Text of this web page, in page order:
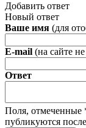
Добавить ответ
Новый ответ
Ваше имя (для
E-mail (на сайте
Ответ
Поля, отмеченные
публикуются